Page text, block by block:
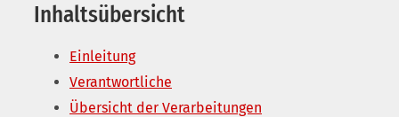
Inhaltsübersicht
Einleitung
Verantwortliche
Übersicht der Verarbeitungen